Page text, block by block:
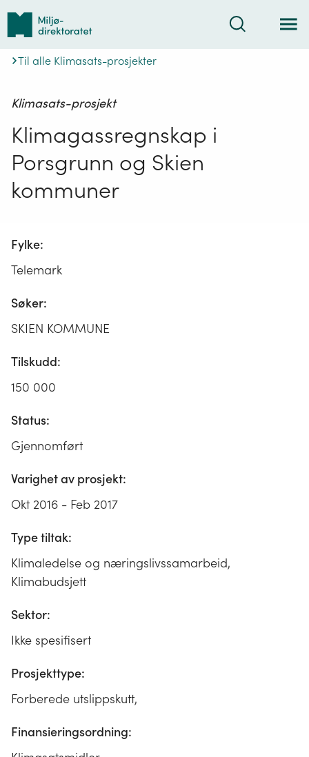
Tilbake
forsiden
Søk
Til alle Klimasats-prosjekter
Klimasats-prosjekt
Klimagassregnskap i
Porsgrunn og Skien
kommuner
Fylke:
Telemark
Søker:
SKIEN KOMMUNE
Tilskudd:
150 000
Status:
Gjennomført
Varighet av prosjekt:
Okt 2016 - Feb 2017
Type tiltak:
Klimaledelse og næringslivssamarbeid,
Klimabudsjett
Sektor:
Ikke spesifisert
Prosjekttype:
Forberede utslippskutt,
Finansieringsordning: